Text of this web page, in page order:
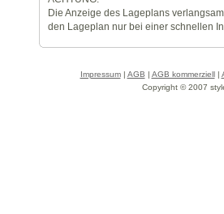
Die Anzeige des Lageplans
den Lageplan nur bei einer schnellen
Impressum| AGB | AGB kommerziell|
Copyright © 2007